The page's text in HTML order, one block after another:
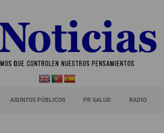
ASUNTOS PÚBLICOS PR SALUD RADIO